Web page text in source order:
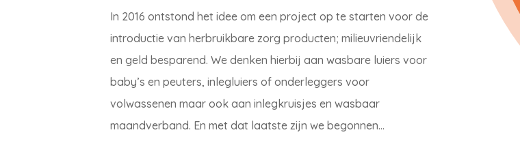
In 2016 ontstond het idee om een project op te starten voor de
introductie van herbruikbare zorg producten; milieuvriendelijk
en geld besparend. We denken hierbij aan wasbare luiers voor
baby’s en peuters, inlegluiers of onderleggers voor
volwassenen maar ook aan inlegkruisjes en wasbaar
maandverband. En met dat laatste zijn we begonnen…